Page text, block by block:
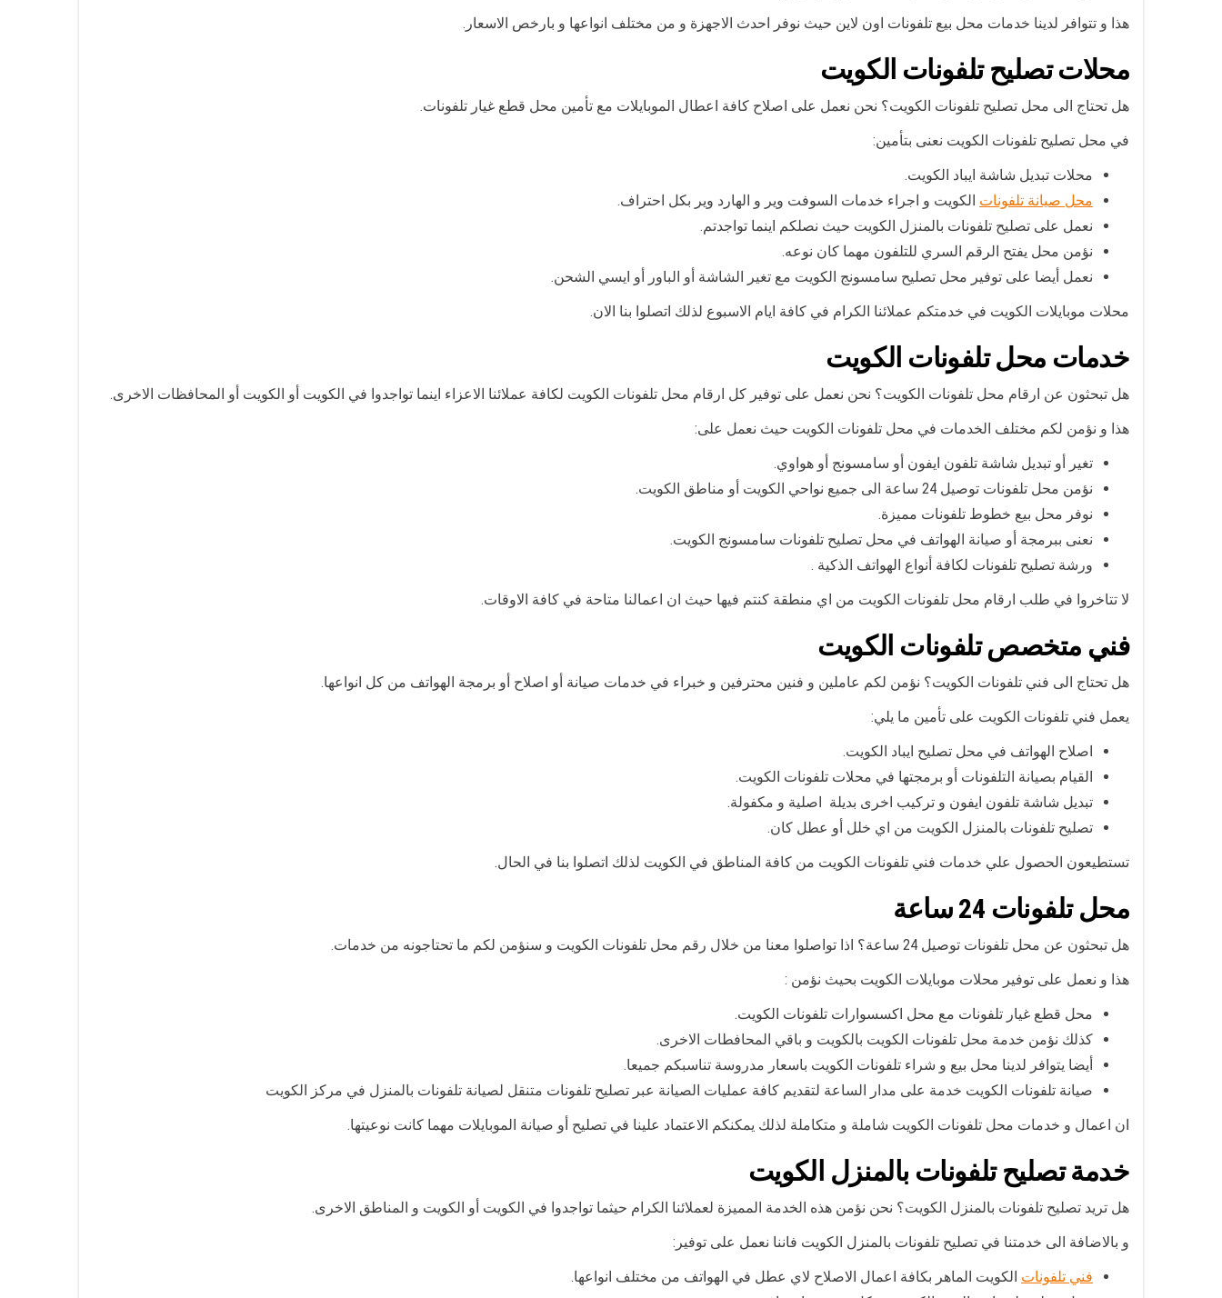
هذا و تتوافر لدينا خدمات محل بيع تلفونات اون لاين حيث نوفر احدث الاجهزة و من مختلف انواعها و بارخص الاسعار.
محلات تصليح تلفونات الكويت
هل تحتاج الى محل تصليح تلفونات الكويت؟ نحن نعمل على اصلاح كافة اعطال الموبايلات مع تأمين محل قطع غيار تلفونات.
في محل تصليح تلفونات الكويت نعنى بتأمين:
محلات تبديل شاشة ايباد الكويت.
محل صيانة تلفونات الكويت و اجراء خدمات السوفت وير و الهارد وير بكل احتراف.
نعمل على تصليح تلفونات بالمنزل الكويت حيث نصلكم اينما تواجدتم.
نؤمن محل يفتح الرقم السري للتلفون مهما كان نوعه.
نعمل أيضا على توفير محل تصليح سامسونج الكويت مع تغير الشاشة أو الباور أو ايسي الشحن.
محلات موبايلات الكويت في خدمتكم عملائنا الكرام في كافة ايام الاسبوع لذلك اتصلوا بنا الان.
خدمات محل تلفونات الكويت
هل تبحثون عن ارقام محل تلفونات الكويت؟ نحن نعمل على توفير كل ارقام محل تلفونات الكويت لكافة عملائنا الاعزاء اينما تواجدوا في الكويت أو الكويت أو المحافظات الاخرى.
هذا و نؤمن لكم مختلف الخدمات في محل تلفونات الكويت حيث نعمل على:
تغير أو تبديل شاشة تلفون ايفون أو سامسونج أو هواوي.
نؤمن محل تلفونات توصيل 24 ساعة الى جميع نواحي الكويت أو مناطق الكويت.
نوفر محل بيع خطوط تلفونات مميزة.
نعنى ببرمجة أو صيانة الهواتف في محل تصليح تلفونات سامسونج الكويت.
ورشة تصليح تلفونات لكافة أنواع الهواتف الذكية .
لا تتاخروا في طلب ارقام محل تلفونات الكويت من اي منطقة كنتم فيها حيث ان اعمالنا متاحة في كافة الاوقات.
فني متخصص تلفونات الكويت
هل تحتاج الى فني تلفونات الكويت؟ نؤمن لكم عاملين و فنين محترفين و خبراء في خدمات صيانة أو اصلاح أو برمجة الهواتف من كل انواعها.
يعمل فني تلفونات الكويت على تأمين ما يلي:
اصلاح الهواتف في محل تصليح ايباد الكويت.
القيام بصيانة التلفونات أو برمجتها في محلات تلفونات الكويت.
تبديل شاشة تلفون ايفون و تركيب اخرى بديلة اصلية و مكفولة.
تصليح تلفونات بالمنزل الكويت من اي خلل أو عطل كان.
تستطيعون الحصول علي خدمات فني تلفونات الكويت من كافة المناطق في الكويت لذلك اتصلوا بنا في الحال.
محل تلفونات 24 ساعة
هل تبحثون عن محل تلفونات توصيل 24 ساعة؟ اذا تواصلوا معنا من خلال رقم محل تلفونات الكويت و سنؤمن لكم ما تحتاجونه من خدمات.
هذا و نعمل على توفير محلات موبايلات الكويت بحيث نؤمن :
محل قطع غيار تلفونات مع محل اكسسوارات تلفونات الكويت.
كذلك نؤمن خدمة محل تلفونات الكويت بالكويت و باقي المحافطات الاخرى.
أيضا يتوافر لدينا محل بيع و شراء تلفونات الكويت باسعار مدروسة تناسبكم جميعا.
صيانة تلفونات الكويت خدمة على مدار الساعة لتقديم كافة عمليات الصيانة عبر تصليح تلفونات متنقل لصيانة تلفونات بالمنزل في مركز الكويت
ان اعمال و خدمات محل تلفونات الكويت شاملة و متكاملة لذلك يمكنكم الاعتماد علينا في تصليح أو صيانة الموبايلات مهما كانت نوعيتها.
خدمة تصليح تلفونات بالمنزل الكويت
هل تريد تصليح تلفونات بالمنزل الكويت؟ نحن نؤمن هذه الخدمة المميزة لعملائنا الكرام حيثما تواجدوا في الكويت أو الكويت و المناطق الاخرى.
و بالاضافة الى خدمتنا في تصليح تلفونات بالمنزل الكويت فاننا نعمل على توفير:
فني تلفونات الكويت الماهر بكافة اعمال الاصلاح لاي عطل في الهواتف من مختلف انواعها.